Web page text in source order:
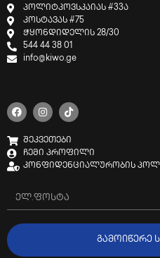
პოლიტკოვსკაიას #33ა
კოსტავას #75
ჭყონდიდელის 28/30
544 44 38 01
info@kiwo.ge
შეკვეთები
ჩემი პროფილი
კონფიდენციალურობის
ᲒᲐᲛᲝᲘᲬᲔᲠᲔ